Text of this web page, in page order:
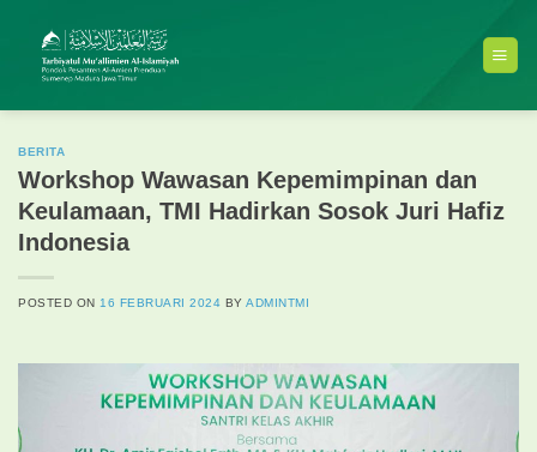
content
BERITA
Workshop Wawasan Kepemimpinan dan
Keulamaan, TMI Hadirkan Sosok Juri Hafiz
Indonesia
POSTED ON 16 FEBRUARI 2024 BYADMINTMI